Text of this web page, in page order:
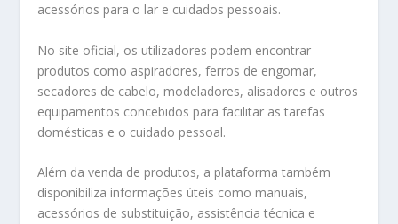
acessórios para o lar e cuidados pessoais.
No site oficial, os utilizadores podem encontrar
produtos como aspiradores, ferros de engomar,
secadores de cabelo, modeladores, alisadores e outros
equipamentos concebidos para facilitar as tarefas
domésticas e o cuidado pessoal.
Além da venda de produtos, a plataforma também
disponibiliza informações úteis como manuais,
acessórios de substituição, assistência técnica e